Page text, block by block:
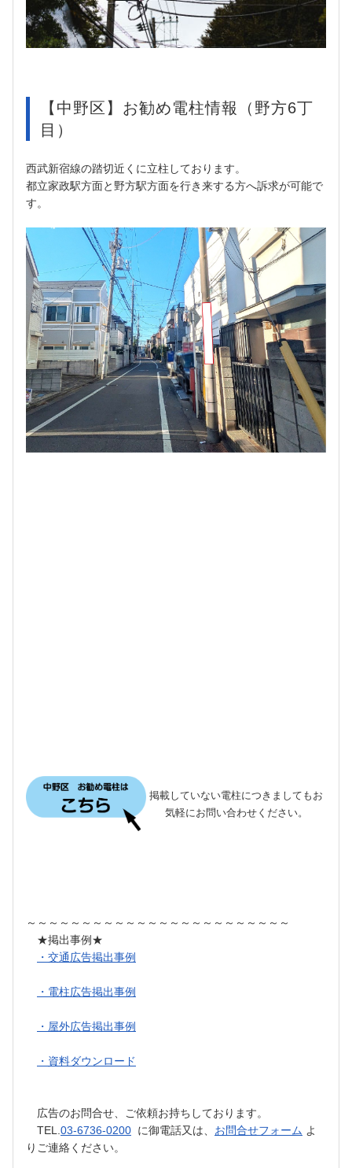
【中野区】お勧め電柱情報（野方6丁
目）
西武新宿線の踏切近くに立柱しております。
都立家政駅方面と野方駅方面を行き来する方へ訴求が可能で
す。
掲載していない電柱につきましてもお
気軽にお問い合わせください。
～～～～～～～～～～～～～～～～～～～～～～～～
★掲出事例★
・交通広告掲出事例
・電柱広告掲出事例
・屋外広告掲出事例
・資料ダウンロード
広告のお問合せ、ご依頼お持ちしております。
TEL.03-6736-0200 に御電話又は、 お問合せフォーム よ
りご連絡ください。